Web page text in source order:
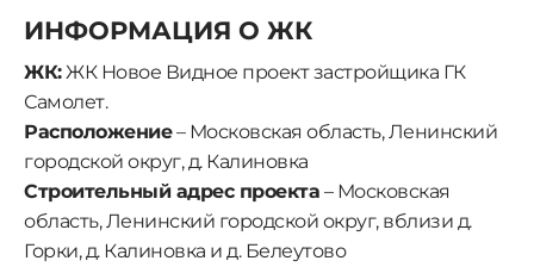
ИНФОРМАЦИЯ О ЖК
ЖК:ЖК Новое Видное проект застройщика ГК
Самолет.
Расположение– Московская область, Ленинский
городской округ, д. Калиновка
Строительный адрес проекта – Московская
область, Ленинский городской округ, вблизи д.
Горки, д. Калиновка и д. Белеутово